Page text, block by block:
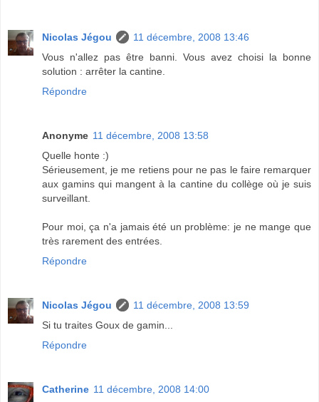
Nicolas Jégou
11 décembre, 2008 13:46
Vous n'allez pas être banni. Vous avez choisi la bonne
solution : arrêter la cantine.
Répondre
Anonyme 11 décembre, 2008 13:58
Quelle honte :)
Sérieusement, je me retiens pour ne pas le faire remarquer
aux gamins qui mangent à la cantine du collège où je suis
surveillant.
Pour moi, ça n'a jamais été un problème: je ne mange que
très rarement des entrées.
Répondre
Nicolas Jégou
11 décembre, 2008 13:59
Si tu traites Goux de gamin...
Répondre
Catherine 11 décembre, 2008 14:00